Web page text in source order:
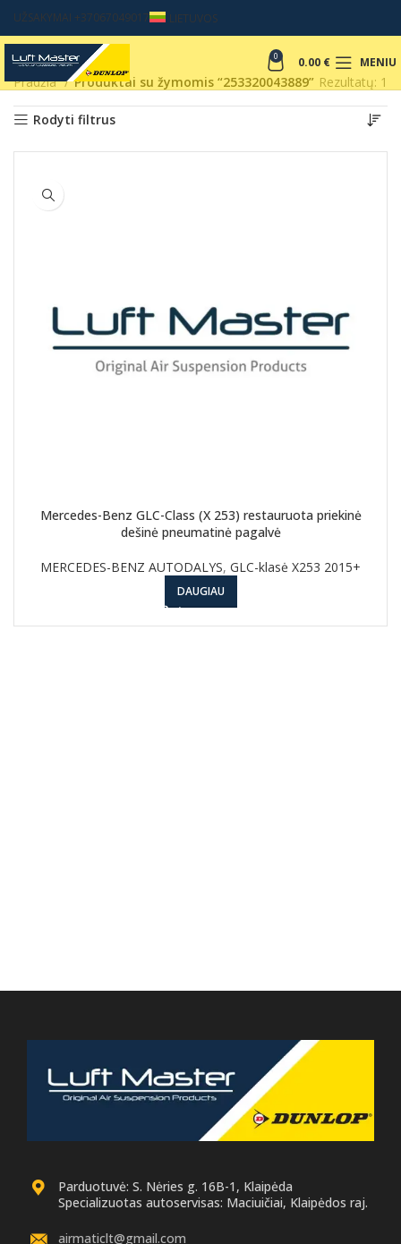
UŽSAKYMAI +37067049017 LIETUVOS
0 0.00 € MENIU
Pradžia Produktai su žymomis “253320043889” Rezultatų: 1
Rodyti filtrus
Mercedes-Benz GLC-Class (X 253) restauruota priekinė
dešinė pneumatinė pagalvė
MERCEDES-BENZ AUTODALYS, GLC-klasė X253 2015+
DAUGIAU
Parduotuvė: S. Nėries g. 16B-1, Klaipėda
Specializuotas autoservisas: Maciuičiai, Klaipėdos raj.
airmaticlt@gmail.com